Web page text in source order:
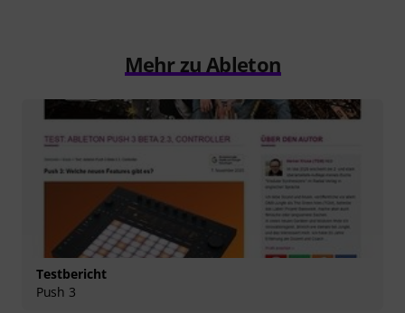
Mehr zu Ableton
Testbericht
Push 3